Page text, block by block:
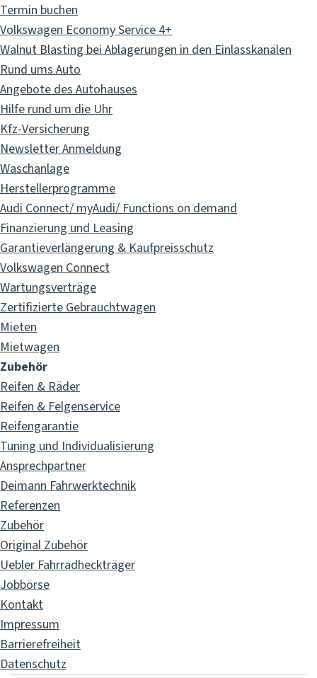
Termin buchen
Volkswagen Economy Service 4+
Walnut Blasting bei Ablagerungen in den Einlasskanälen
Rund ums Auto
Angebote des Autohauses
Hilfe rund um die Uhr
Kfz-Versicherung
Newsletter Anmeldung
Waschanlage
Herstellerprogramme
Audi Connect/ myAudi/ Functions on demand
Finanzierung und Leasing
Garantieverlängerung & Kaufpreisschutz
Volkswagen Connect
Wartungsverträge
Zertifizierte Gebrauchtwagen
Mieten
Mietwagen
Zubehör
Reifen & Räder
Reifen & Felgenservice
Reifengarantie
Tuning und Individualisierung
Ansprechpartner
Deimann Fahrwerktechnik
Referenzen
Zubehör
Original Zubehör
Uebler Fahrradheckträger
Jobbörse
Kontakt
Impressum
Barrierefreiheit
Datenschutz